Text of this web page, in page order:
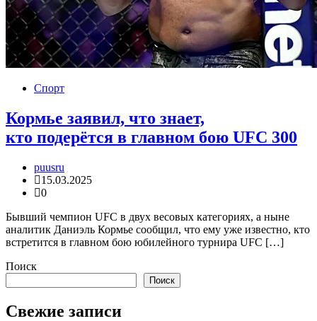
Спорт
Кормье заявил, что знает,
кто подерётся в главном бою UFC 300
puusru
15.03.2025
0
Бывший чемпион UFC в двух весовых категориях, а ныне
аналитик Даниэль Кормье сообщил, что ему уже известно, кто
встретится в главном бою юбилейного турнира UFC […]
Поиск
Поиск
Свежие записи